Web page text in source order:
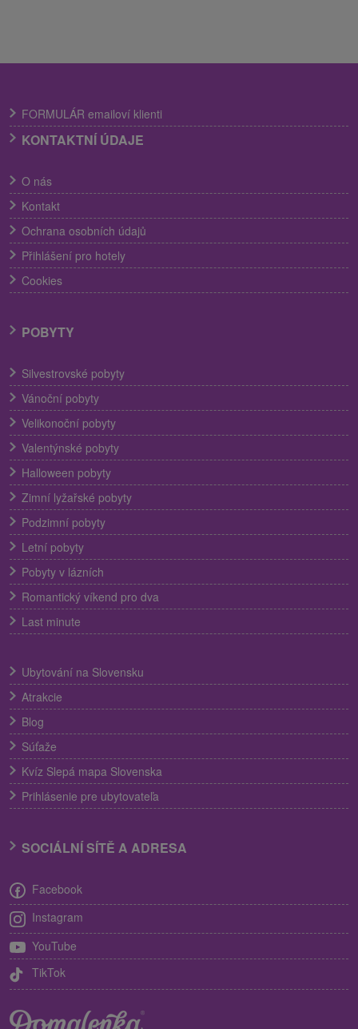
FORMULÁR emailoví klienti
KONTAKTNÍ ÚDAJE
O nás
Kontakt
Ochrana osobních údajů
Přihlášení pro hotely
Cookies
POBYTY
Silvestrovské pobyty
Vánoční pobyty
Velikonoční pobyty
Valentýnské pobyty
Halloween pobyty
Zimní lyžařské pobyty
Podzimní pobyty
Letní pobyty
Pobyty v lázních
Romantický víkend pro dva
Last minute
Ubytování na Slovensku
Atrakcie
Blog
Súťaže
Kvíz Slepá mapa Slovenska
Prihlásenie pre ubytovateľa
SOCIÁLNÍ SÍTĚ A ADRESA
Facebook
Instagram
YouTube
TikTok